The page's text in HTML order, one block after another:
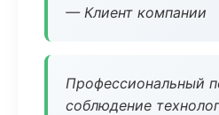
— Клиент компании
Профессиональный
соблюдение